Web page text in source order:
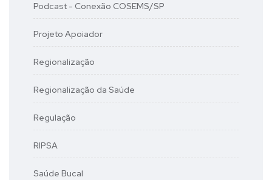
Podcast - Conexão COSEMS/SP
Projeto Apoiador
Regionalização
Regionalização da Saúde
Regulação
RIPSA
Saúde Bucal